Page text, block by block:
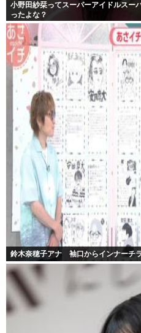
小野田紗栞ってスーパーアイドルスー
ったよな？
鈴木奈穂子アナ 袖口からインナーチ